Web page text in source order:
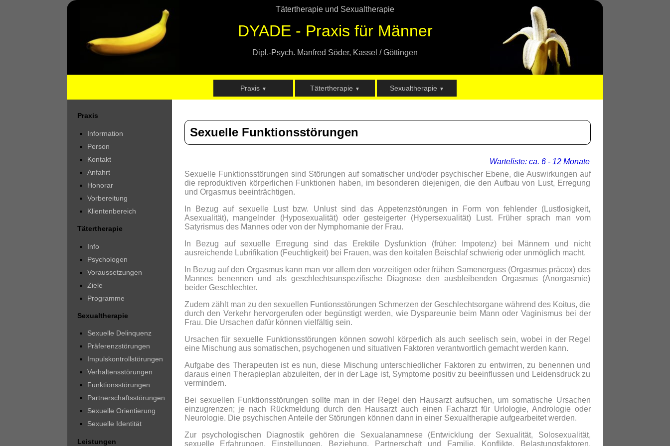
Tätertherapie und Sexualtherapie
DYADE - Praxis für Männer
Dipl.-Psych. Manfred Söder, Kassel / Göttingen
Warteliste: ca. 6 - 12 Monate
Praxis ▼ Tätertherapie ▼ Sexualtherapie ▼
Praxis
Information
Person
Kontakt
Anfahrt
Honorar
Vorbereitung
Klientenbereich
Tätertherapie
Info
Psychologen
Voraussetzungen
Ziele
Programme
Sexualtherapie
Sexuelle Delinquenz
Präferenzstörungen
Impulskontrollstörungen
Verhaltensstörungen
Funktionsstörungen
Partnerschaftsstörungen
Sexuelle Orientierung
Sexuelle Identität
Leistungen
Sexuelle Funktionsstörungen
Sexuelle Funktionsstörungen sind Störungen auf somatischer und/oder psychischer Ebene, die Auswirkungen auf
die reproduktiven körperlichen Funktionen haben, im besonderen diejenigen, die den Aufbau von Lust, Erregung
und Orgasmus beeinträchtigen.
In Bezug auf sexuelle Lust bzw. Unlust sind das Appetenzstörungen in Form von fehlender (Lustlosigkeit,
Asexualität), mangelnder (Hyposexualität) oder gesteigerter (Hypersexualität) Lust. Früher sprach man vom
Satyrismus des Mannes oder von der Nymphomanie der Frau.
In Bezug auf sexuelle Erregung sind das Erektile Dysfunktion (früher: Impotenz) bei Männern und nicht
ausreichende Lubrifikation (Feuchtigkeit) bei Frauen, was den koitalen Beischlaf schwierig oder unmöglich macht.
In Bezug auf den Orgasmus kann man vor allem den vorzeitigen oder frühen Samenerguss (Orgasmus präcox) des
Mannes benennen und als geschlechtsunspezifische Diagnose den ausbleibenden Orgasmus (Anorgasmie)
beider Geschlechter.
Zudem zählt man zu den sexuellen Funtionsstörungen Schmerzen der Geschlechtsorgane während des Koitus, die
durch den Verkehr hervorgerufen oder begünstigt werden, wie Dyspareunie beim Mann oder Vaginismus bei der
Frau. Die Ursachen dafür können vielfältig sein.
Ursachen für sexuelle Funktionsstörungen können sowohl körperlich als auch seelisch sein, wobei in der Regel
eine Mischung aus somatischen, psychogenen und situativen Faktoren verantwortlich gemacht werden kann.
Aufgabe des Therapeuten ist es nun, diese Mischung unterschiedlicher Faktoren zu entwirren, zu benennen und
daraus einen Therapieplan abzuleiten, der in der Lage ist, Symptome positiv zu beeinflussen und Leidensdruck zu
vermindern.
Bei sexuellen Funktionsstörungen sollte man in der Regel den Hausarzt aufsuchen, um somatische Ursachen
einzugrenzen; je nach Rückmeldung durch den Hausarzt auch einen Facharzt für Urlologie, Andrologie oder
Neurologie. Die psychischen Anteile der Störungen können dann in einer Sexualtherapie aufgearbeitet werden.
Zur psychologischen Diagnostik gehören die Sexualanamnese (Entwicklung der Sexualität, Solosexualität,
sexuelle Erfahrungen, Einstellungen, Beziehung, Partnerschaft und Familie, Konflikte, Belastungsfaktoren,